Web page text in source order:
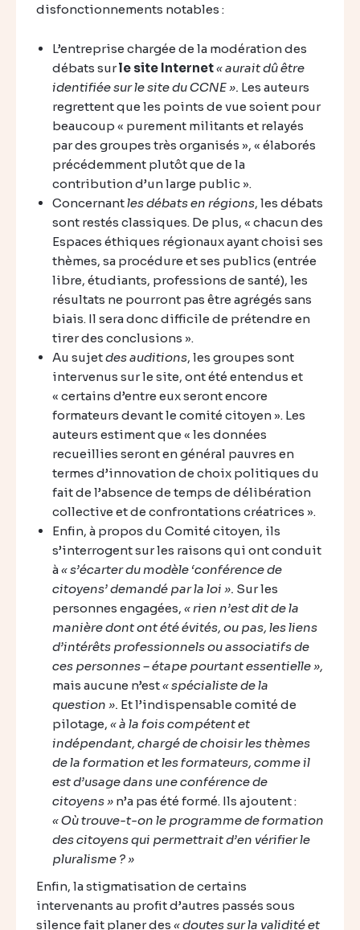
disfonctionnements notables :
L’entreprise chargée de la modération des
débats surle site Internet« aurait dû être
identifiée sur le site du CCNE ». Les auteurs
regrettent que les points de vue soient pour
beaucoup « purement militants et relayés
par des groupes très organisés », « élaborés
précédemment plutôt que de la
contribution d’un large public ».
Concernantles débats en régions, les débats
sont restés classiques. De plus, « chacun des
Espaces éthiques régionaux ayant choisi ses
thèmes, sa procédure et ses publics (entrée
libre, étudiants, professions de santé), les
résultats ne pourront pas être agrégés sans
biais. Il sera donc difficile de prétendre en
tirer des conclusions ».
Au sujetdes auditions, les groupes sont
intervenus sur le site, ont été entendus et
« certains d’entre eux seront encore
formateurs devant le comité citoyen ». Les
auteurs estiment que « les données
recueillies seront en général pauvres en
termes d’innovation de choix politiques du
fait de l’absence de temps de délibération
collective et de confrontations créatrices ».
Enfin, à propos du Comité citoyen, ils
s’interrogent sur les raisons qui ont conduit
à« s’écarter du modèle ‘conférence de
citoyens’ demandé par la loi ». Sur les
personnes engagées, « rien n’est dit de la
manière dont ont été évités, ou pas, les liens
d’intérêts professionnels ou associatifs de
ces personnes – étape pourtant essentielle »,
mais aucune n’est« spécialiste de la
question ». Et l’indispensable comité de
pilotage, « à la fois compétent et
indépendant, chargé de choisir les thèmes
de la formation et les formateurs, comme il
est d’usage dans une conférence de
citoyens » n’a pas été formé. Ils ajoutent :
« Où trouve-t-on le programme de formation
des citoyens qui permettrait d’en vérifier le
pluralisme ? »
Enfin, la stigmatisation de certains
intervenants au profit d’autres passés sous
silence fait planer des « doutes sur la validité et